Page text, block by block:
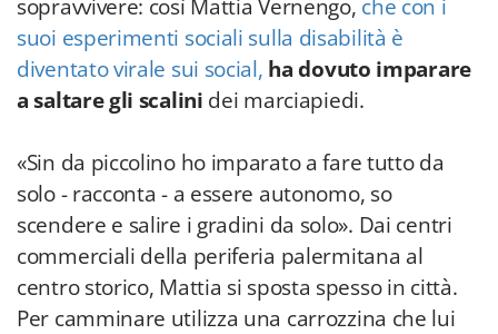
sopravvivere: così Mattia Vernengo, che con i
suoi esperimenti sociali sulla disabilità è
diventato virale sui social, ha dovuto imparare
a saltare gli scalini dei marciapiedi.
«Sin da piccolino ho imparato a fare tutto da
solo - racconta - a essere autonomo, so
scendere e salire i gradini da solo». Dai centri
commerciali della periferia palermitana al
centro storico, Mattia si sposta spesso in città.
Per camminare utilizza una carrozzina che lui